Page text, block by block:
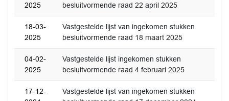
2025
besluitvormende raad 22 april 2025
18-03-
2025
Vastgestelde lijst van ingekomen stukken
besluitvormende raad 18 maart 2025
04-02-
2025
Vastgestelde lijst ingekomen stukken
besluitvormende raad 4 februari 2025
17-12-
Vastgestelde lijst van ingekomen stukken